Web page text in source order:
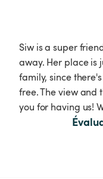
Siw is a super
away. Her place is
family, since
free. The view and
you for having us!